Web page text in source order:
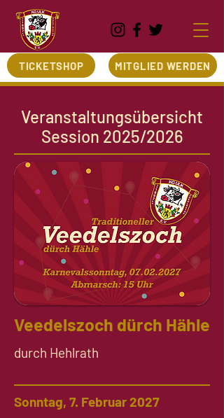
TICKETSHOP MITGLIED WERDEN
Veranstaltungsübersicht
Session 2025/2026
Veedelszoch dürch Hähle
durch Hehlrath
Sonntag, 7. Februar 2027